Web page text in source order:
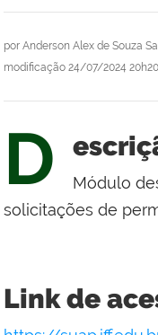
por Anderson Alex de Souza
modificação 24/07/2024 20h20
D
Módulo
solicitações de
Link de